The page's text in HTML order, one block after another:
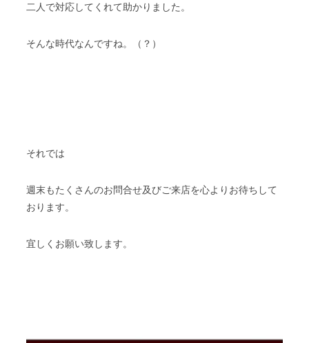
二人で対応してくれて助かりました。
そんな時代なんですね。（？）
それでは
週末もたくさんのお問合せ及びご来店を心よりお待ちして
おります。
宜しくお願い致します。